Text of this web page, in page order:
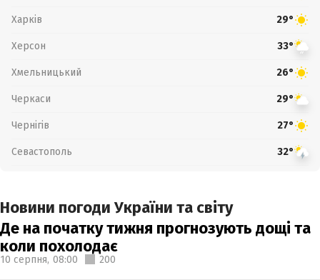
Харків 29°
Херсон 33°
Хмельницький 26°
Черкаси 29°
Чернігів 27°
Севастополь 32°
Новини погоди України та світу
Де на початку тижня прогнозують дощі та
коли похолодає
10 серпня, 08:00 200